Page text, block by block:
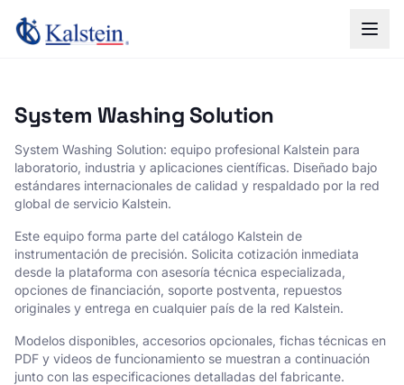
System Washing Solution
System Washing Solution: equipo profesional Kalstein para
laboratorio, industria y aplicaciones científicas. Diseñado bajo
estándares internacionales de calidad y respaldado por la red
global de servicio Kalstein.
Este equipo forma parte del catálogo Kalstein de
instrumentación de precisión. Solicita cotización inmediata
desde la plataforma con asesoría técnica especializada,
opciones de financiación, soporte postventa, repuestos
originales y entrega en cualquier país de la red Kalstein.
Modelos disponibles, accesorios opcionales, fichas técnicas en
PDF y videos de funcionamiento se muestran a continuación
junto con las especificaciones detalladas del fabricante.